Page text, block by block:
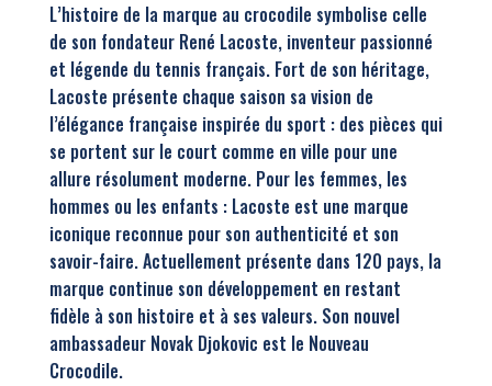
L’histoire de la marque au crocodile symbolise celle
de son fondateur René Lacoste, inventeur passionné
et légende du tennis français. Fort de son héritage,
Lacoste présente chaque saison sa vision de
l’élégance française inspirée du sport : des pièces qui
se portent sur le court comme en ville pour une
allure résolument moderne. Pour les femmes, les
hommes ou les enfants : Lacoste est une marque
iconique reconnue pour son authenticité et son
savoir-faire. Actuellement présente dans 120 pays, la
marque continue son développement en restant
fidèle à son histoire et à ses valeurs. Son nouvel
ambassadeur Novak Djokovic est le Nouveau
Crocodile.